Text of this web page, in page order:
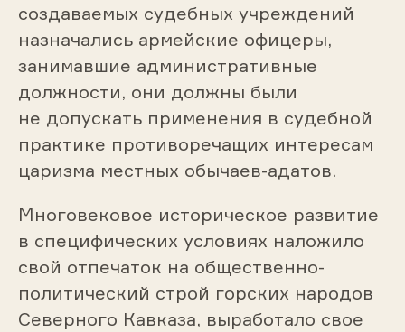
создаваемых судебных учреждений
назначались армейские офицеры,
занимавшие административные
должности, они должны были
не допускать применения в судебной
практике противоречащих интересам
царизма местных обычаев-адатов.
Многовековое историческое развитие
в специфических условиях наложило
свой отпечаток на общественно-
политический строй горских народов
Северного Кавказа, выработало свое